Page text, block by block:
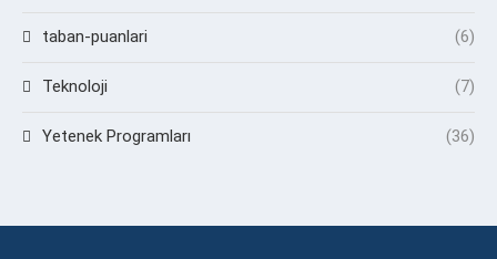
taban-puanlari (6)
Teknoloji (7)
Yetenek Programları (36)